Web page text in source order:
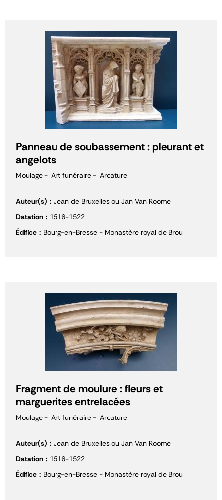
Panneau de soubassement : pleurant et
angelots
Moulage Art funéraire Arcature
Auteur(s)
Jean de Bruxelles ou Jan Van Roome
Datation
1516-1522
Édifice
Bourg-en-Bresse - Monastère royal de Brou
Fragment de moulure : fleurs et
marguerites entrelacées
Moulage Art funéraire Arcature
Auteur(s)
Jean de Bruxelles ou Jan Van Roome
Datation
1516-1522
Édifice
Bourg-en-Bresse - Monastère royal de Brou